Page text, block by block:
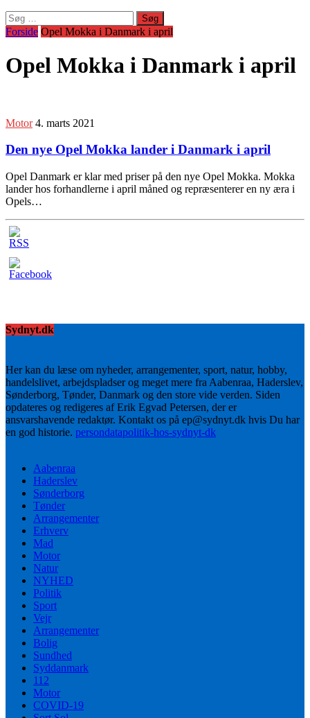
Søg
efter:
Forside Opel Mokka i Danmark i april
Opel Mokka i Danmark i april
Motor 4. marts 2021
Den nye Opel Mokka lander i Danmark i april
Opel Danmark er klar med priser på den nye Opel Mokka. Mokka
lander hos forhandlerne i april måned og repræsenterer en ny æra i
Opels…
Sydnyt.dk
Her kan du læse om nyheder, arrangementer, sport, natur, hobby,
handelslivet, arbejdspladser og meget mere fra Aabenraa, Haderslev,
Sønderborg, Tønder, Danmark og den store vide verden. Siden
opdateres og redigeres af Erik Egvad Petersen, der er
ansvarshavende redaktør. Kontakt os på ep@sydnyt.dk hvis Du har
en god historie. persondatapolitik-hos-sydnyt-dk
Aabenraa
Haderslev
Sønderborg
Tønder
Arrangementer
Erhverv
Mad
Motor
Natur
NYHED
Politik
Sport
Vejr
Arrangementer
Bolig
Sundhed
Syddanmark
112
Motor
COVID-19